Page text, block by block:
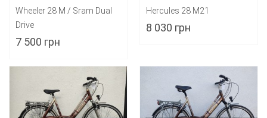
Wheeler 28 M / Sram Dual
Drive
7 500 грн
Hercules 28 M21
8 030 грн